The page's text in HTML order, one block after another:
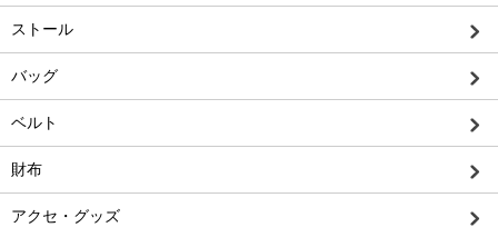
ストール
バッグ
ベルト
財布
アクセ・グッズ